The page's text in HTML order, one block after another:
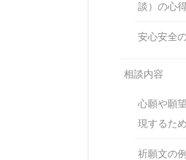
談）の心
安心安全
相談内容
心願や願
現するた
祈願文の